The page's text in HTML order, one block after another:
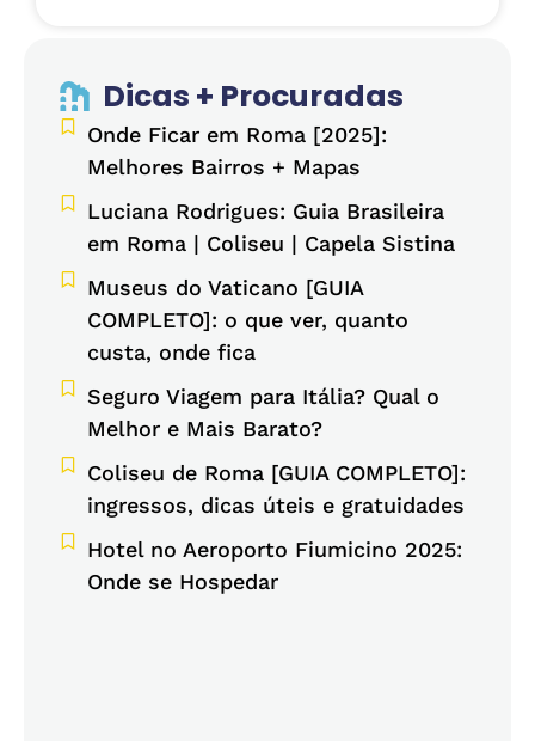
Dicas + Procuradas
Onde Ficar em Roma [2025]:
Melhores Bairros + Mapas
Luciana Rodrigues: Guia Brasileira
em Roma | Coliseu | Capela Sistina
Museus do Vaticano [GUIA
COMPLETO]: o que ver, quanto
custa, onde fica
Seguro Viagem para Itália? Qual o
Melhor e Mais Barato?
Coliseu de Roma [GUIA COMPLETO]:
ingressos, dicas úteis e gratuidades
Hotel no Aeroporto Fiumicino 2025:
Onde se Hospedar